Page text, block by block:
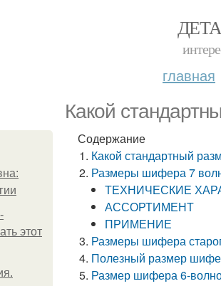
главная
Какой
этот
Содержание
Какой стандартный
Размеры шифера 7
ТЕХНИЧЕСКИЕ
АССОРТИМЕНТ
ПРИМЕНИЕ
Размеры шифера
Полезный размер
Размер шифера 6-